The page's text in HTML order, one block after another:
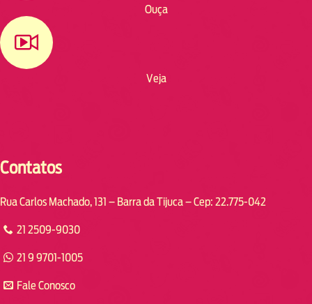
Ouça
Veja
Contatos
Rua Carlos Machado, 131 – Barra da Tijuca – Cep: 22.775-042
21 2509-9030
21 9 9701-1005
Fale Conosco